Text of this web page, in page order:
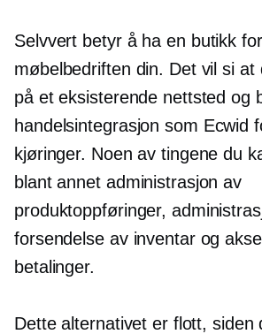
Selvvert betyr å ha en butikk for
møbelbedriften din. Det vil si at
på et eksisterende nettsted og
handelsintegrasjon som Ecwid
kjøringer. Noen av tingene du
blant annet administrasjon av
produktoppføringer,
forsendelse av inventar og
betalinger.
Dette alternativet er flott, siden